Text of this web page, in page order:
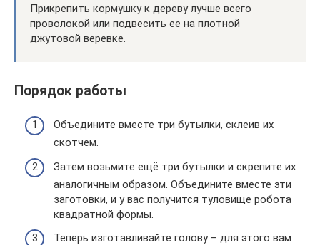
Прикрепить кормушку к дереву лучше всего
проволокой или подвесить ее на плотной
джутовой веревке.
Порядок работы
Объедините вместе три бутылки, склеив их
скотчем.
Затем возьмите ещё три бутылки и скрепите их
аналогичным образом. Объедините вместе эти
заготовки, и у вас получится туловище робота
квадратной формы.
Теперь изготавливайте голову – для этого вам